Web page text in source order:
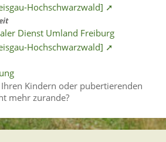
Hochschwarzwald] ➚
Dienst Umland Freiburg
Hochschwarzwald] ➚
Kindern oder pubertierenden
mehr zurande?